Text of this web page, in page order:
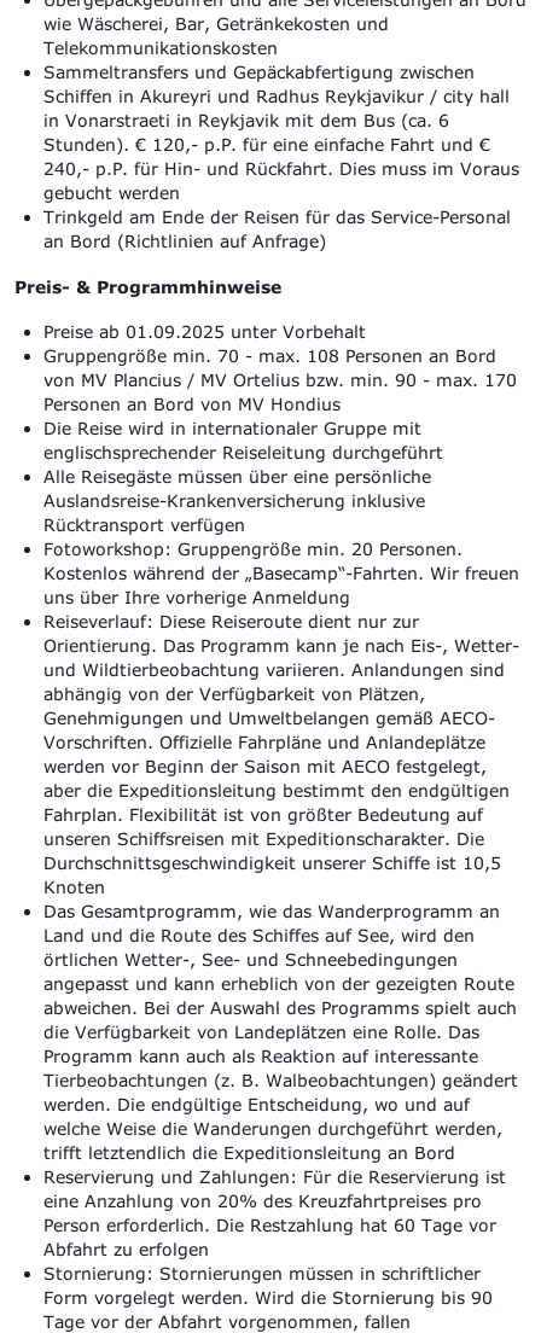
wie Wäscherei, Bar, Getränkekosten und
Telekommunikationskosten
Sammeltransfers und Gepäckabfertigung zwischen
Schiffen in Akureyri und Radhus Reykjavikur / city hall
in Vonarstraeti in Reykjavik mit dem Bus (ca. 6
Stunden). € 120,- p.P. für eine einfache Fahrt und €
240,- p.P. für Hin- und Rückfahrt. Dies muss im Voraus
gebucht werden
Trinkgeld am Ende der Reisen für das Service-Personal
an Bord (Richtlinien auf Anfrage)
Preis- & Programmhinweise
Preise ab 01.09.2025 unter Vorbehalt
Gruppengröße min. 70 - max. 108 Personen an Bord
von MV Plancius / MV Ortelius bzw. min. 90 - max. 170
Personen an Bord von MV Hondius
Die Reise wird in internationaler Gruppe mit
englischsprechender Reiseleitung durchgeführt
Alle Reisegäste müssen über eine persönliche
Auslandsreise-Krankenversicherung inklusive
Rücktransport verfügen
Fotoworkshop: Gruppengröße min. 20 Personen.
Kostenlos während der „Basecamp“-Fahrten. Wir freuen
uns über Ihre vorherige Anmeldung
Reiseverlauf: Diese Reiseroute dient nur zur
Orientierung. Das Programm kann je nach Eis-, Wetter-
und Wildtierbeobachtung variieren. Anlandungen sind
abhängig von der Verfügbarkeit von Plätzen,
Genehmigungen und Umweltbelangen gemäß AECO-
Vorschriften. Offizielle Fahrpläne und Anlandeplätze
werden vor Beginn der Saison mit AECO festgelegt,
aber die Expeditionsleitung bestimmt den endgültigen
Fahrplan. Flexibilität ist von größter Bedeutung auf
unseren Schiffsreisen mit Expeditionscharakter. Die
Durchschnittsgeschwindigkeit unserer Schiffe ist 10,5
Knoten
Das Gesamtprogramm, wie das Wanderprogramm an
Land und die Route des Schiffes auf See, wird den
örtlichen Wetter-, See- und Schneebedingungen
angepasst und kann erheblich von der gezeigten Route
abweichen. Bei der Auswahl des Programms spielt auch
die Verfügbarkeit von Landeplätzen eine Rolle. Das
Programm kann auch als Reaktion auf interessante
Tierbeobachtungen (z. B. Walbeobachtungen) geändert
werden. Die endgültige Entscheidung, wo und auf
welche Weise die Wanderungen durchgeführt werden,
trifft letztendlich die Expeditionsleitung an Bord
Reservierung und Zahlungen: Für die Reservierung ist
eine Anzahlung von 20% des Kreuzfahrtpreises pro
Person erforderlich. Die Restzahlung hat 60 Tage vor
Abfahrt zu erfolgen
Stornierung: Stornierungen müssen in schriftlicher
Form vorgelegt werden. Wird die Stornierung bis 90
Tage vor der Abfahrt vorgenommen, fallen